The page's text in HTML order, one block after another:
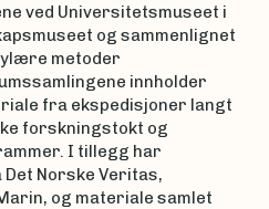
ved Universitetsmuseet i
og sammenlignet
metoder
innholder
fra ekspedisjoner langt
forskningstokt og
I tillegg har
Norske Veritas,
og materiale samlet